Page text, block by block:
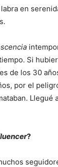
en
Si
de los 30
por el
Llegué
?